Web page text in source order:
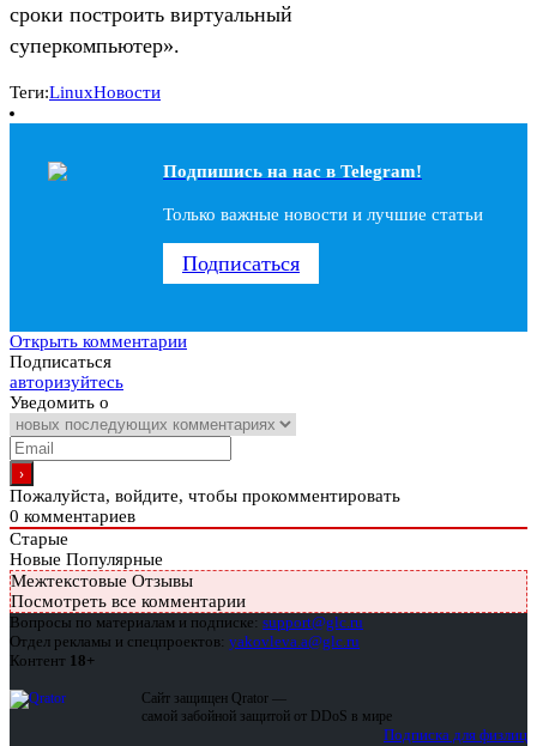
сроки построить виртуальный
суперкомпьютер».
Теги:LinuxНовости
Подпишись на наc в Telegram!
Только важные новости и лучшие статьи
Подписаться
Открыть комментарии
Подписаться
авторизуйтесь
Уведомить о
Пожалуйста, войдите, чтобы прокомментировать
0 комментариев
Старые
Новые Популярные
Межтекстовые Отзывы
Посмотреть все комментарии
Вопросы по материалам и подписке: support@glc.ru
Отдел рекламы и спецпроектов: yakovleva.a@glc.ru
Контент 18+
Сайт защищен Qrator —
самой забойной защитой от DDoS в мире
Подписка для физлиц